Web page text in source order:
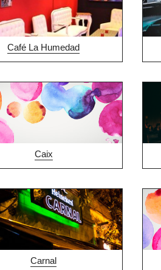
Café La Humedad
Caix
Carnal